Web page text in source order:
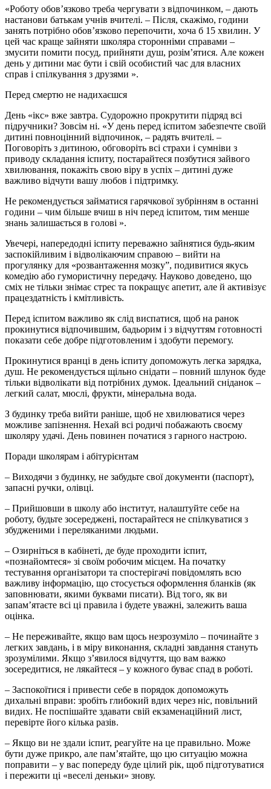
«Роботу обов’язково треба чергувати з відпочинком, – дають
настанови батькам учнів вчителі. – Після, скажімо, години
занять потрібно обов’язково перепочити, хоча б 15 хвилин. У
цей час краще зайняти школяра сторонніми справами –
змусити помити посуд, прийняти душ, розім’ятися. Але кожен
день у дитини має бути і свій особистий час для власних
справ і спілкування з друзями ».
Перед смертю не надихаєшся
День «ікс» вже завтра. Судорожно прокрутити підряд всі
підручники? Зовсім ні. «У день перед іспитом забезпечте своїй
дитині повноцінний відпочинок, – радять вчителі. –
Поговоріть з дитиною, обговоріть всі страхи і сумніви з
приводу складання іспиту, постарайтеся позбутися зайвого
хвилювання, покажіть свою віру в успіх – дитині дуже
важливо відчути вашу любов і підтримку.
Не рекомендується займатися гарячкової зубрінням в останні
години – чим більше вчиш в ніч перед іспитом, тим менше
знань залишається в голові ».
Увечері, напередодні іспиту переважно зайнятися будь-яким
заспокійливим і відволікаючим справою – вийти на
прогулянку для «розвантаження мозку”, подивитися якусь
комедію або гумористичну передачу. Науково доведено, що
сміх не тільки знімає стрес та покращує апетит, але й активізує
працездатність і кмітливість.
Перед іспитом важливо як слід виспатися, щоб на ранок
прокинутися відпочившим, бадьорим і з відчуттям готовності
показати себе добре підготовленим і здобути перемогу.
Прокинутися вранці в день іспиту допоможуть легка зарядка,
душ. Не рекомендується щільно снідати – повний шлунок буде
тільки відволікати від потрібних думок. Ідеальний сніданок –
легкий салат, мюслі, фрукти, мінеральна вода.
З будинку треба вийти раніше, щоб не хвилюватися через
можливе запізнення. Нехай всі родичі побажають своєму
школяру удачі. День повинен початися з гарного настрою.
Поради школярам і абітурієнтам
– Виходячи з будинку, не забудьте свої документи (паспорт),
запасні ручки, олівці.
– Прийшовши в школу або інститут, налаштуйте себе на
роботу, будьте зосереджені, постарайтеся не спілкуватися з
збудженими і переляканими людьми.
– Озирніться в кабінеті, де буде проходити іспит,
«познайомтеся» зі своїм робочим місцем. На початку
тестування організатори та спостерігачі повідомлять всю
важливу інформацію, що стосується оформлення бланків (як
заповнювати, якими буквами писати). Від того, як ви
запам’ятаєте всі ці правила і будете уважні, залежить ваша
оцінка.
– Не переживайте, якщо вам щось незрозуміло – починайте з
легких завдань, і в міру виконання, складні завдання стануть
зрозумілими. Якщо з’явилося відчуття, що вам важко
зосередитися, не лякайтеся – у кожного буває спад в роботі.
– Заспокоїтися і привести себе в порядок допоможуть
дихальні вправи: зробіть глибокий вдих через ніс, повільний
видих. Не поспішайте здавати свій екзаменаційний лист,
перевірте його кілька разів.
– Якщо ви не здали іспит, реагуйте на це правильно. Може
бути дуже прикро, але пам’ятайте, що цю ситуацію можна
поправити – у вас попереду буде цілий рік, щоб підготуватися
і пережити ці «веселі деньки» знову.